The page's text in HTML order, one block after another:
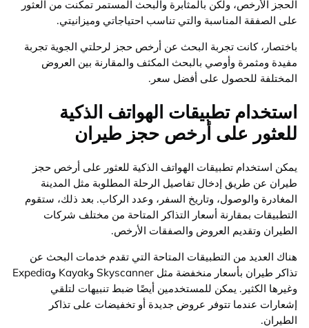
الحجز الأرخص، ولكن بالمثابرة والبحث المستمر تمكنت من العثور
على الصفقة المناسبة والتي تناسب احتياجاتي وميزانيتي.
باختصار، كانت تجربة البحث عن أرخص حجز لرحلتي الجوية تجربة
مفيدة ومثمرة وأوصي بالبحث المكثف والمقارنة بين العروض
المختلفة للحصول على أفضل سعر.
استخدام تطبيقات الهواتف الذكية
للعثور على أرخص حجز طيران
يمكن استخدام تطبيقات الهواتف الذكية للعثور على أرخص حجز
طيران عن طريق إدخال تفاصيل الرحلة المطلوبة مثل المدينة
المغادرة والوصول، وتاريخ السفر، وعدد الركاب. بعد ذلك، ستقوم
التطبيقات بمقارنة أسعار التذاكر المتاحة من مختلف شركات
الطيران وتقديم العروض والصفقات الأرخص.
هناك العديد من التطبيقات المتاحة التي تقدم خدمات البحث عن
تذاكر طيران بأسعار منخفضة مثل Skyscanner وKayak وExpedia
وغيرها الكثير. يمكن للمستخدمين أيضًا ضبط تنبيهات لتلقي
إشعارات عندما تتوفر عروض جديدة أو تخفيضات على تذاكر
الطيران.